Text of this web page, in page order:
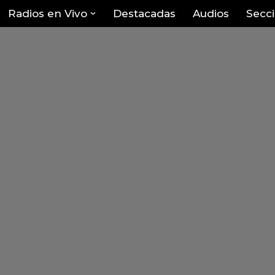
Radios en Vivo Destacadas Audios